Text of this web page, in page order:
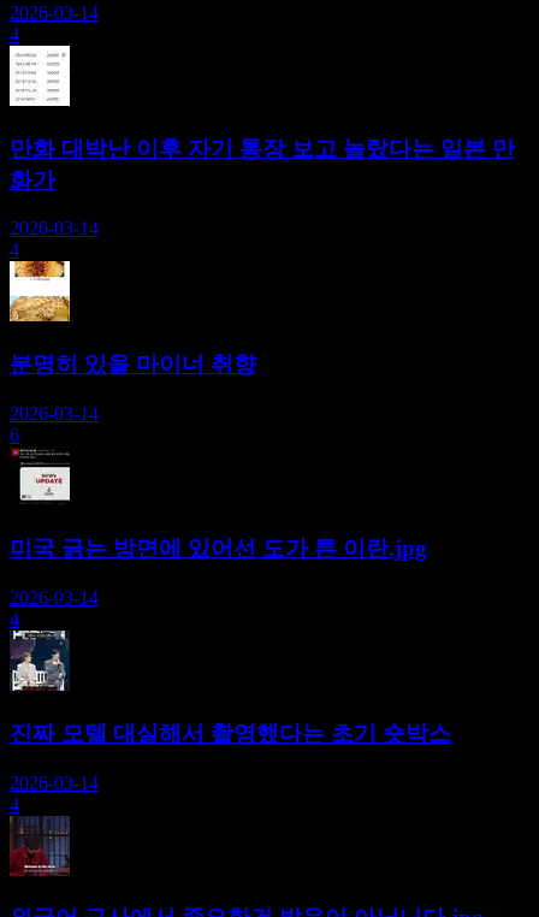
2026-03-14
4
만화 대박난 이후 자기 통장 보고 놀랐다는 일본 만
화가
2026-03-14
4
분명히 있을 마이너 취향
2026-03-14
6
미국 긁는 방면에 있어선 도가 튼 이란.jpg
2026-03-14
4
진짜 모텔 대실해서 촬영했다는 초기 숏박스
2026-03-14
4